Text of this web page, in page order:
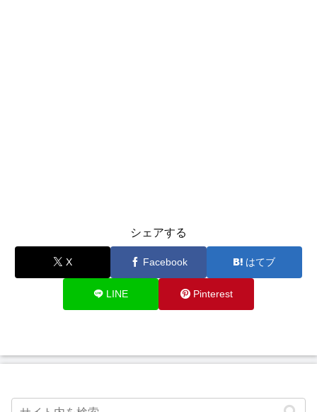
シェアする
X Facebook はてブ
LINE Pinterest